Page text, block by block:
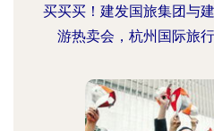
买买买！建发国旅集团与
游热卖会，杭州国际旅